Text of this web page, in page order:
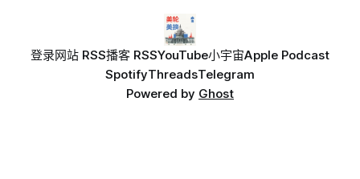
登录网站 RSS播客 RSSYouTube小宇宙Apple Podcast
SpotifyThreadsTelegram
Powered by Ghost